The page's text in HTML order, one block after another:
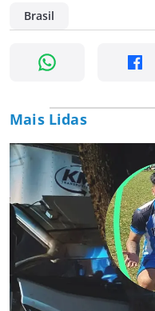
Brasil
Mais Lidas